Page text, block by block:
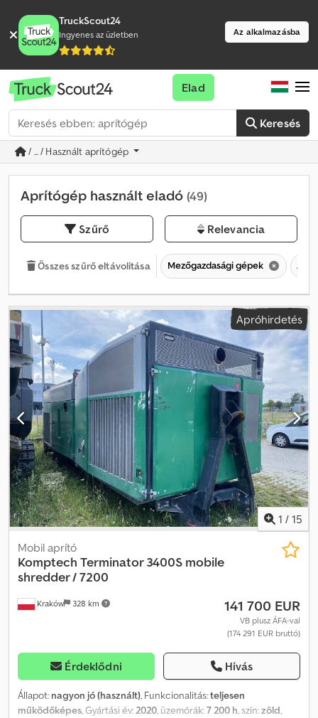
TruckScout24
Ingyenes az üzletben Az alkalmazásba
Keresés
Elad
/ ... / Használt aprítógép
Aprítógép használt eladó (49)
Szűrő Relevancia
Összes szűrő eltávolítása Mezőgazdasági gépek
Apróhirdetés
1 / 15
Kraków 328 km
Mobil aprító
Komptech Terminator 3400S mobile
shredder / 7200
141 700 EUR
VB plusz ÁFA-val
(174 291 EUR bruttó)
Érdeklődni Hívás
Állapot: nagyon jó (használt), Funkcionalitás:teljesen
működőképes, Gyártási év:2020, üzemórák:7 200 h, szín:zöld,